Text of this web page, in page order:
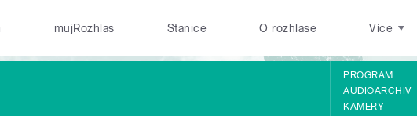
mujRozhlas Stanice O rozhlase Více
PROGRAM
AUDIOARCHIV
KAMERY